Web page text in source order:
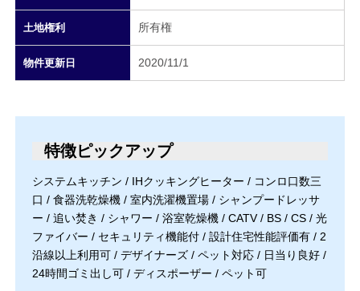
土地権利 所有権
物件更新日 2020/11/1
特徴ピックアップ
システムキッチン / IHクッキングヒーター / コンロ口数三
口 / 食器洗乾燥機 / 室内洗濯機置場 / シャンプードレッサ
ー / 追い焚き / シャワー / 浴室乾燥機 / CATV / BS / CS / 光
ファイバー / セキュリティ機能付 / 設計住宅性能評価有 / 2
沿線以上利用可 / デザイナーズ / ペット対応 / 日当り良好 /
24時間ゴミ出し可 / ディスポーザー / ペット可